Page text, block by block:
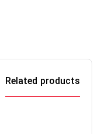
Related products